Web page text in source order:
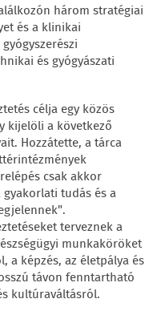
három stratégiai
és a klinikai
és gyógyászati
célja egy közös
kijelöli a következő
Hozzátette, a tárca
csak akkor
tudás és a
terveznek a
munkaköröket
képzés, az életpálya és
távon fenntartható
kultúraváltásról.